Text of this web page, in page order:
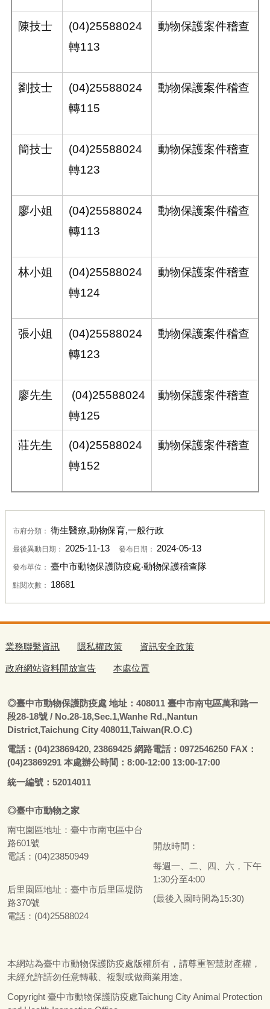
陳技士
(04)25588024
轉113
動物保護案件稽查
劉技士
(04)25588024
轉115
動物保護案件稽查
簡技士
(04)25588024
轉123
動物保護案件稽查
廖小姐
(04)25588024
轉113
動物保護案件稽查
林小姐
(04)25588024
轉124
動物保護案件稽查
張小姐
(04)25588024
轉123
動物保護案件稽查
廖先生
(04)25588024
轉125
動物保護案件稽查
莊先生
(04)25588024
轉152
動物保護案件稽查
市府分類： 衛生醫療,動物保育,一般行政
最後異動日期： 2025-11-13 發布日期： 2024-05-13
發布單位： 臺中市動物保護防疫處‧動物保護稽查隊
點閱次數： 18681
業務聯繫資訊 隱私權政策 資訊安全政策
政府網站資料開放宣告 本處位置
◎臺中市動物保護防疫處地址：408011 臺中市南屯區萬和路一
段28-18號 / No.28-18,Sec.1,Wanhe Rd.,Nantun
District,Taichung City 408011,Taiwan(R.O.C)
電話︰ (04)23869420, 23869425 網路電話：0972546250 FAX：
(04)23869291 本處辦公時間：8:00-12:00 13:00-17:00
統一編號：52014011
◎臺中市動物之家
南屯園區地址： 臺中市南屯區中台
路601號
電話：(04)23850949
后里園區地址： 臺中市后里區堤防
路370號
電話：(04)25588024
開放時間：
每週一、二、四、六，下午
1:30分至4:00
(最後入園時間為15:30)
本網站為臺中市動物保護防疫處版權所有，請尊重智慧財產權，
未經允許請勿任意轉載、複製或做商業用途。
Copyright 臺中市動物保護防疫處Taichung City Animal Protection